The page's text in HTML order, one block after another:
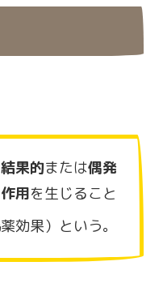
結果的または偶発
用を生じること
薬効果）という。